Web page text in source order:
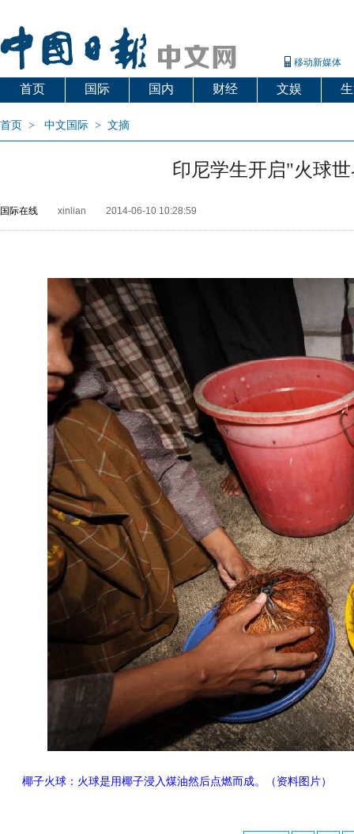
移动新媒体
首页 国际 国内 财经 文娱
首页 > 中文国际 > 文摘
印尼学生开启"火球
国际在线 xinlian 2014-06-10 10:28:59
椰子火球：火球是用椰子浸入煤油然后点燃而成。（资料图片）